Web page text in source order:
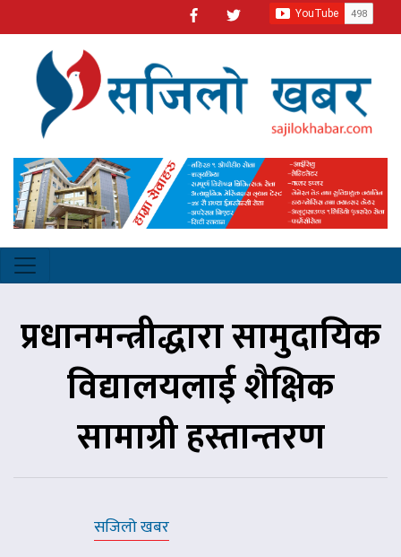
प्रधानमन्त्रीद्धारा सामुदायिक
विद्यालयलाई शैक्षिक
सामाग्री हस्तान्तरण
सजिलो खबर